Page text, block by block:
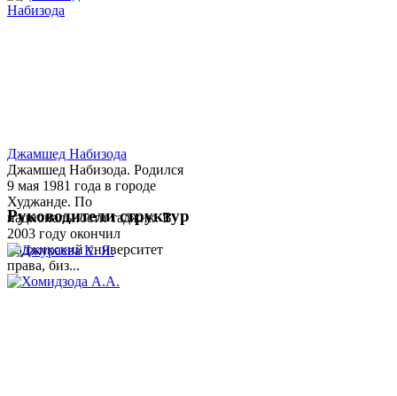
Джамшед Набизода
Джамшед Набизода. Родился
9 мая 1981 года в городе
Худжанде. По
национальности таджик. В
2003 году окончил
Таджикский университет
права, биз...
Руководители структур